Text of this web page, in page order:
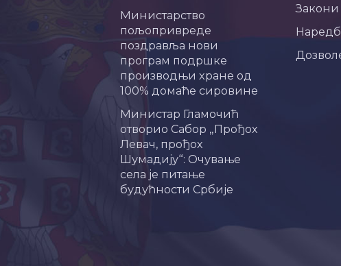
Министарство
пољопривреде
поздравља нови
програм подршке
производњи хране од
100% домаће сировине
Министар Гламочић
отворио Сабор „Прођох
Левач, прођох
Шумадију“: Очување
села је питање
будућности Србије
Закони